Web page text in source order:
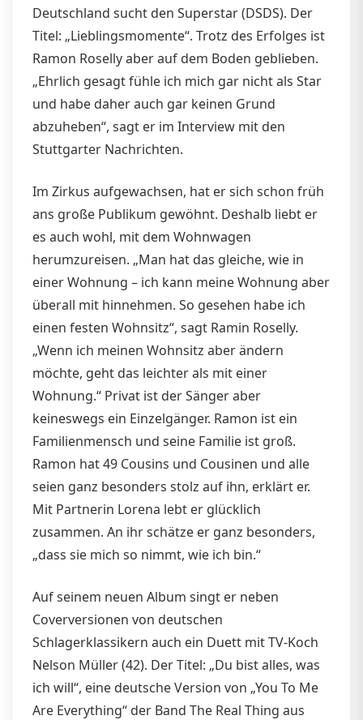
Deutschland sucht den Superstar (DSDS). Der
Titel: „Lieblingsmomente“. Trotz des Erfolges ist
Ramon Roselly aber auf dem Boden geblieben.
„Ehrlich gesagt fühle ich mich gar nicht als Star
und habe daher auch gar keinen Grund
abzuheben“, sagt er im Interview mit den
Stuttgarter Nachrichten.
Im Zirkus aufgewachsen, hat er sich schon früh
ans große Publikum gewöhnt. Deshalb liebt er
es auch wohl, mit dem Wohnwagen
herumzureisen. „Man hat das gleiche, wie in
einer Wohnung – ich kann meine Wohnung aber
überall mit hinnehmen. So gesehen habe ich
einen festen Wohnsitz“, sagt Ramin Roselly.
„Wenn ich meinen Wohnsitz aber ändern
möchte, geht das leichter als mit einer
Wohnung.“ Privat ist der Sänger aber
keineswegs ein Einzelgänger. Ramon ist ein
Familienmensch und seine Familie ist groß.
Ramon hat 49 Cousins und Cousinen und alle
seien ganz besonders stolz auf ihn, erklärt er.
Mit Partnerin Lorena lebt er glücklich
zusammen. An ihr schätze er ganz besonders,
„dass sie mich so nimmt, wie ich bin.“
Auf seinem neuen Album singt er neben
Coverversionen von deutschen
Schlagerklassikern auch ein Duett mit TV-Koch
Nelson Müller (42). Der Titel: „Du bist alles, was
ich will“, eine deutsche Version von „You To Me
Are Everything“ der Band The Real Thing aus